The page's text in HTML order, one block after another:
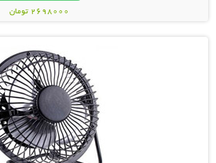
2698000 تومان
نمایش توضیحات بیشتر